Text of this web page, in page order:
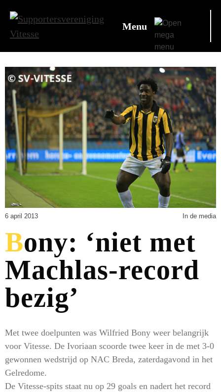
Menu
6 april 2013 In de media
Bony: ‘niet met
Machlas-record
bezig’
Met twee doelpunten was Wilfried Bony weer belangrijk
voor Vitesse. De Ivoriaan scoorde twee keer in de met 3-0
gewonnen wedstrijd op NAC Breda, zaterdagavond in het
Gelredome.
De Vitesse-spits staat nu op 29 goals en nadert het record